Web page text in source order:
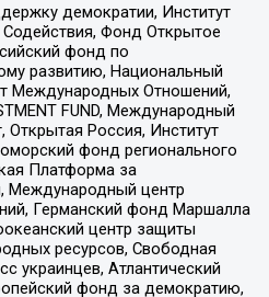
демократии, Институт
Фонд Открытое
фонд по
развитию, Национальный
Международных Отношений,
FUND, Международный
Открытая Россия, Институт
фонд регионального
Платформа за
Международный центр
Германский фонд Маршалла
центр защиты
ресурсов, Свободная
украинцев, Атлантический
фонд за демократию,